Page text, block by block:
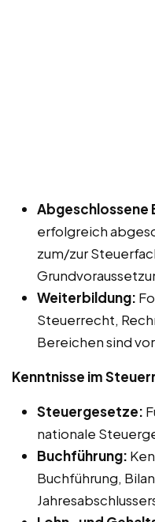
Abgeschlossene
erfolgreich
zum/zur
Weiterbildung:
Steuerrecht,
Bereichen sind
Kenntnisse im
Steuergesetze:
nationale
Buchführung:
Buchführung,